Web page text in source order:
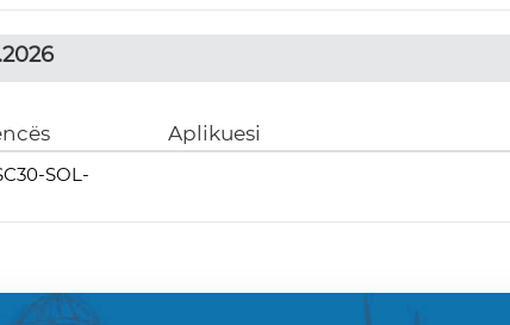
Aplikuesi
SOL-